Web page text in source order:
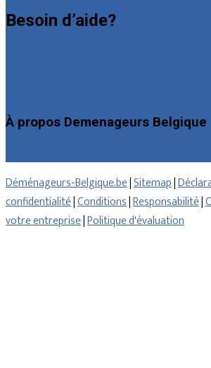
Besoin d’aide?
À propos Demenageurs Belgique
Déménageurs-Belgique.be|Sitemap|
confidentialité|Conditions|Responsabilité|
votre entreprise|Politique d'évaluation